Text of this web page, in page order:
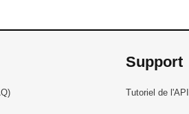
Support
Tutoriel de l'API